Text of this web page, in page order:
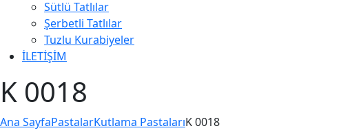
Sütlü Tatlılar
Şerbetli Tatlılar
Tuzlu Kurabiyeler
İLETİŞİM
K 0018
Ana SayfaPastalarKutlama PastalarıK 0018